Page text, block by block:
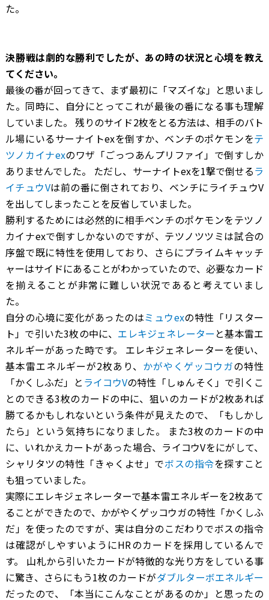
た。
―――決勝戦は劇的な勝利でしたが、あの時の状況と心境を教え
てください。
最後の番が回ってきて、まず最初に「マズイな」と思いまし
た。同時に、自分にとってこれが最後の番になる事も理解
していました。 残りのサイド2枚をとる方法は、相手のバト
ル場にいるサーナイトexを倒すか、ベンチのポケモンをテ
ツノカイナexのワザ「ごっつあんプリファイ」で倒すしか
ありませんでした。 ただし、サーナイトexを1撃で倒せるラ
イチュウVは前の番に倒されており、ベンチにライチュウV
を出してしまったことを反省していました。
勝利するためには必然的に相手ベンチのポケモンをテツノ
カイナexで倒すしかないのですが、テツノツツミは試合の
序盤で既に特性を使用しており、さらにプライムキャッチ
ャーはサイドにあることがわかっていたので、必要なカード
を揃えることが非常に難しい状況であると考えていまし
た。
自分の心境に変化があったのはミュウexの特性「リスター
ト」で引いた3枚の中に、 エレキジェネレーター と基本雷エ
ネルギーがあった時です。 エレキジェネレーターを使い、
基本雷エネルギーが2枚あり、 かがやくゲッコウガの特性
「かくしふだ」と ライコウVの特性「しゅんそく」で引くこ
とのできる3枚のカードの中に、狙いのカードが2枚あれば
勝てるかもしれないという条件が見えたので、「もしかし
たら」という気持ちになりました。 また3枚のカードの中
に、いれかえカートがあった場合、ライコウVをにがして、
シャリタツの特性「きゃくよせ」でボスの指令を探すこと
も狙っていました。
実際にエレキジェネレーターで基本雷エネルギーを2枚あて
ることができたので、かがやくゲッコウガの特性「かくしふ
だ」を使ったのですが、実は自分のこだわりでボスの指令
は確認がしやすいようにHRのカードを採用しているんで
す。 山札から引いたカードが特徴的な光り方をしている事
に驚き、さらにもう1枚のカードがダブルターボエネルギー
だったので、「本当にこんなことがあるのか」と思ったの